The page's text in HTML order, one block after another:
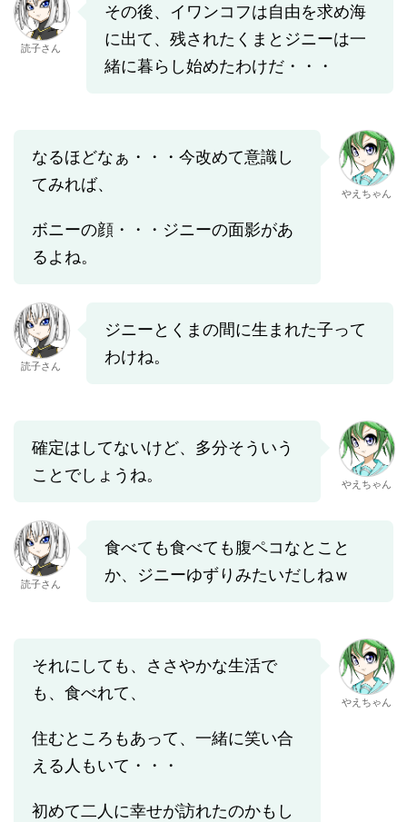
読子さん
その後、イワンコフは自由を求め海
に出て、残されたくまとジニーは一
緒に暮らし始めたわけだ・・・
なるほどなぁ・・・今改めて意識し
てみれば、
ボニーの顔・・・ジニーの面影があ
るよね。
やえちゃん
読子さん
ジニーとくまの間に生まれた子って
わけね。
確定はしてないけど、多分そういう
ことでしょうね。
やえちゃん
読子さん
食べても食べても腹ペコなとこと
か、ジニーゆずりみたいだしねｗ
それにしても、ささやかな生活で
も、食べれて、
住むところもあって、一緒に笑い合
える人もいて・・・
初めて二人に幸せが訪れたのかもし
やえちゃん